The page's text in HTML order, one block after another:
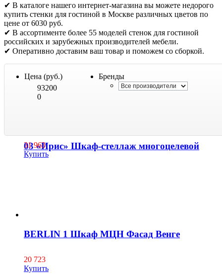
✔ В каталоге нашего интернет-магазина вы можете недорого
купить стенки для гостиной в Москве различных цветов по
цене от 6030 руб.
✔ В ассортименте более 55 моделей стенок для гостиной
российских и зарубежных производителей мебели.
✔ Оперативно доставим ваш товар и поможем со сборкой.
Цена (руб.)
93200
0
Бренды
03 «Ирис» Шкаф-стеллаж многоцелевой
31 963
Купить
BERLIN 1 Шкаф МЦН Фасад Венге
20 723
Купить